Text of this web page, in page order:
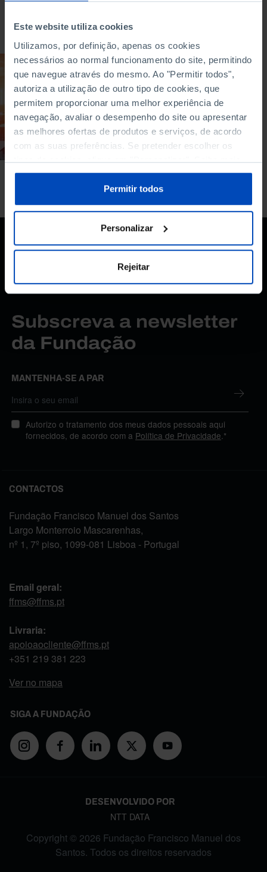
Este website utiliza cookies
Utilizamos, por definição, apenas os cookies
necessários ao normal funcionamento do site, permitindo
que navegue através do mesmo. Ao "Permitir todos",
autoriza a utilização de outro tipo de cookies, que
permitem proporcionar uma melhor experiência de
navegação, avaliar o desempenho do site ou apresentar
as melhores ofertas de produtos e serviços, de acordo
com as suas preferências. Se pretender escolher os
tipos de cookies, clique em "Personalizar". Saiba mais
sobre cookies através da gestão de preferências ou da
Política de Cookies.
Permitir todos
Personalizar
Rejeitar
Que Ciência se
aprende na escola?
01/01/2013
3 MIN
Subscreva a newsletter
da Fundação
MANTENHA-SE A PAR
Autorizo o tratamento dos meus dados pessoais aqui
fornecidos, de acordo com a Política de Privacidade .*
CONTACTOS
Fundação Francisco Manuel dos Santos
Largo Monterroio Mascarenhas,
nº 1, 7º piso, 1099-081 Lisboa - Portugal
Email geral:
ffms@ffms.pt
Livraria:
apoioaocliente@ffms.pt
+351 219 381 223
Ver no mapa
SIGA A FUNDAÇÃO
DESENVOLVIDO POR
NTT DATA
Copyright © 2026 Fundação Francisco Manuel dos
Santos. Todos os direitos reservados